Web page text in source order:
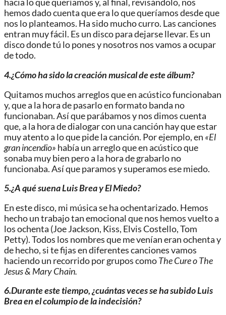
hacia lo que queríamos y,al final, revisándolo, nos
hemos dado cuenta que era lo que queríamosdesde que
nos lo planteamos. Ha sido mucho curro. Las canciones
entran muy fácil. Es un disco para dejarse llevar. Es un
disco dondetú lo pones y nosotros nos vamos a ocupar
de todo.
4.¿Cómo ha sido la creación musical deeste álbum?
Quitamos muchos arreglos queen acústico funcionaban
y, que a la hora de pasarlo en formato banda no
funcionaban. Así queparábamosy nos dimos cuenta
que, a la hora de dialogar con una canción hay que estar
muy atento a lo que pide la canción. Por ejemplo, en «El
gran incendio» había un arreglo que en acústico que
sonaba muy bien pero a la hora de grabarlo no
funcionaba. Así que paramos y superamos ese miedo.
5.¿A qué suenaLuis Brea y El Miedo?
En este disco, mi música se ha ochentarizado. Hemos
hecho un trabajo tan emocional que nos hemos vuelto a
los ochenta (Joe Jackson, Kiss, Elvis Costello, Tom
Petty). Todos los nombres que me venían eran ochenta y
de hecho, si te fijas en diferentes canciones vamos
haciendoun recorrido porgrupos comoThe Cure o The
Jesus & Mary Chain.
6.Durante este tiempo, ¿cuántas veces se ha subido Luis
Brea en el columpio de la indecisión?